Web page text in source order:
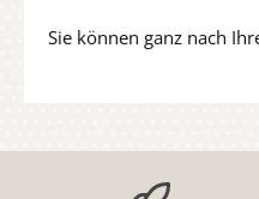
Sie können ganz nach